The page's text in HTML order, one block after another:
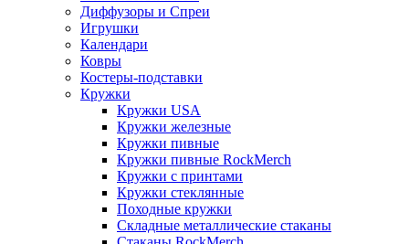
Диффузоры и Спреи
Игрушки
Календари
Ковры
Костеры-подставки
Кружки
Кружки USA
Кружки железные
Кружки пивные
Кружки пивные RockMerch
Кружки с принтами
Кружки стеклянные
Походные кружки
Складные металлические стаканы